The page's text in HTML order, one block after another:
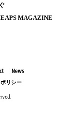
MAGAZINE
News
リシー